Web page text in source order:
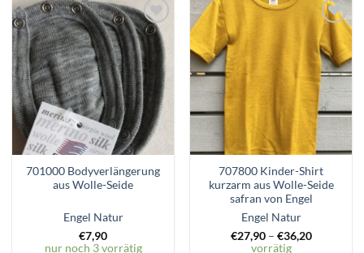
Zum
Wunschzettel
hinzufügen
701000 Bodyverlängerung
aus Wolle-Seide
Engel Natur
€7,90
nur noch 3 vorrätig
Zum
Wunschzettel
hinzufügen
707800 Kinder-Shirt
kurzarm aus Wolle-Seide
safran von Engel
Engel Natur
€27,90– €36,20
vorrätig